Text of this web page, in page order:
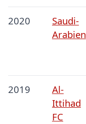
2020
Saudi-
Arabien
2019
Al-
Ittihad
FC